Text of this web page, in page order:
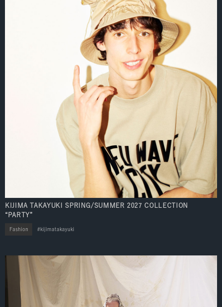
KIJIMA TAKAYUKI SPRING/SUMMER 2027 COLLECTION
“PARTY”
Fashion kijimatakayuki